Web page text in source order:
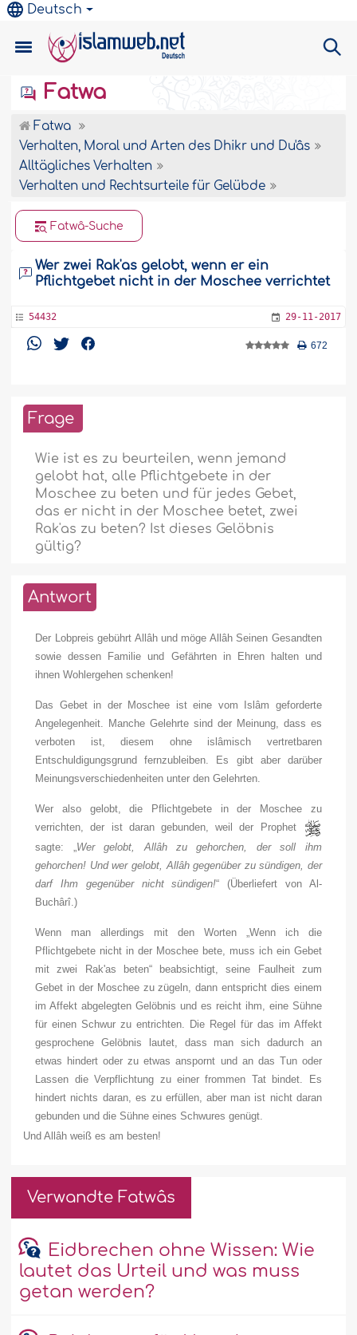
Deutsch
Fatwa
Fatwa
Verhalten, Moral und Arten des Dhikr und Du'âs
Alltägliches Verhalten
Verhalten und Rechtsurteile für Gelübde
Fatwâ-Suche
Wer zwei Rak'as gelobt, wenn er ein
Pflichtgebet nicht in der Moschee verrichtet
54432 29-11-2017
672
Frage
Wie ist es zu beurteilen, wenn jemand
gelobt hat, alle Pflichtgebete in der
Moschee zu beten und für jedes Gebet,
das er nicht in der Moschee betet, zwei
Rak'as zu beten? Ist dieses Gelöbnis
gültig?
Antwort
Der Lobpreis gebührt Allâh und möge Allâh Seinen Gesandten
sowie dessen Familie und Gefährten in Ehren halten und
ihnen Wohlergehen schenken!
Das Gebet in der Moschee ist eine vom Islâm geforderte
Angelegenheit. Manche Gelehrte sind der Meinung, dass es
verboten ist, diesem ohne islâmisch vertretbaren
Entschuldigungsgrund fernzubleiben. Es gibt aber darüber
Meinungsverschiedenheiten unter den Gelehrten.
Wer also gelobt, die Pflichtgebete in der Moschee zu
verrichten, der ist daran gebunden, weil der Prophet
sagte: „ Wer gelobt, Allâh zu gehorchen, der soll ihm
gehorchen! Und wer gelobt, Allâh gegenüber zu sündigen, der
darf Ihm gegenüber nicht sündigen!“ (Überliefert von Al-
Buchârî.)
Wenn man allerdings mit den Worten „Wenn ich die
Pflichtgebete nicht in der Moschee bete, muss ich ein Gebet
mit zwei Rak'as beten“ beabsichtigt, seine Faulheit zum
Gebet in der Moschee zu zügeln, dann entspricht dies einem
im Affekt abgelegten Gelöbnis und es reicht ihm, eine Sühne
für einen Schwur zu entrichten. Die Regel für das im Affekt
gesprochene Gelöbnis lautet, dass man sich dadurch an
etwas hindert oder zu etwas anspornt und an das Tun oder
Lassen die Verpflichtung zu einer frommen Tat bindet. Es
hindert nichts daran, es zu erfüllen, aber man ist nicht daran
gebunden und die Sühne eines Schwures genügt.
Und Allâh weiß es am besten!
Verwandte Fatwâs
Eidbrechen ohne Wissen: Wie
lautet das Urteil und was muss
getan werden?